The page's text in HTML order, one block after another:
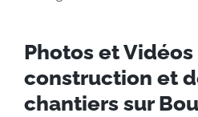
Photos et
construction et
chantiers sur